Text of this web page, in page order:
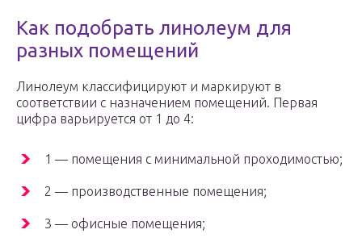
Как подобрать линолеум для
разных помещений
Линолеум классифицируют и маркируют в
соответствии с назначением помещений. Первая
цифра варьируется от 1 до 4:
1 — помещения с минимальной проходимостью;
2 — производственные помещения;
3 — офисные помещения;